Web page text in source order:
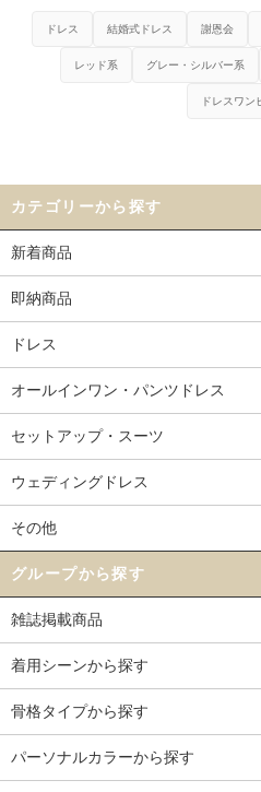
ドレス 結婚式ドレス 謝恩会
レッド系 グレー・シルバー系
ドレスワン
カテゴリーから探す
新着商品
即納商品
ドレス
オールインワン・パンツドレス
セットアップ・スーツ
ウェディングドレス
その他
グループから探す
雑誌掲載商品
着用シーンから探す
骨格タイプから探す
パーソナルカラーから探す